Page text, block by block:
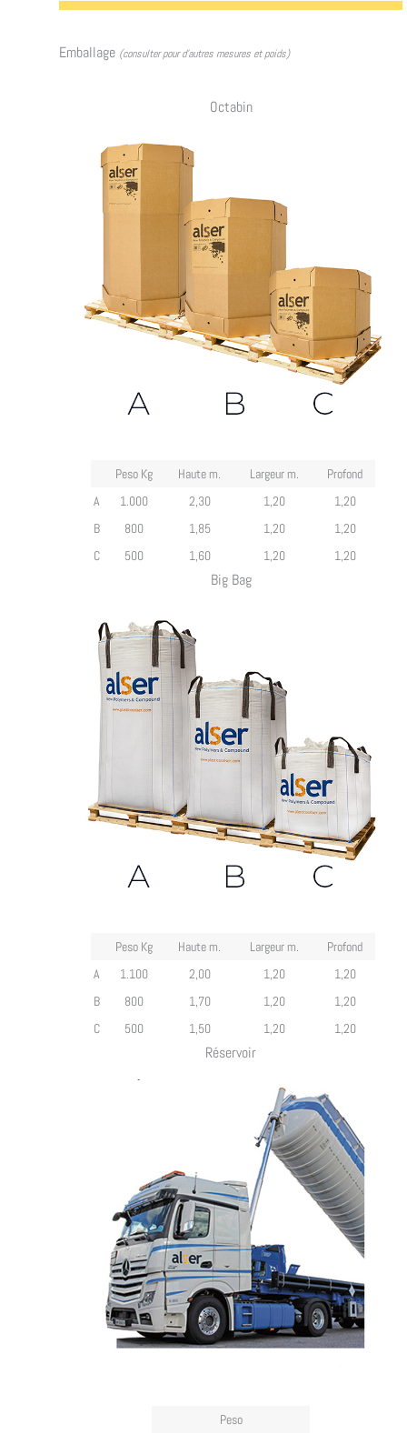
Emballage (consulter pour d’autres mesures et poids)
Octabin
Peso Kg Haute m. Largeur m.
Profond
A
1.000 2,30 1,20
1,20
B
800 1,85 1,20
1,20
C
500 1,60 1,20 1,20
Big Bag
Peso Kg Haute m. Largeur m.
Profond
A
1.100 2,00 1,20
1,20
B
800 1,70 1,20
1,20
C
500 1,50 1,20 1,20
Réservoir
Peso